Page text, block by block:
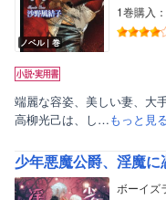
ノベル｜巻
1巻購入
端麗な容姿、美しい妻、大
高柳光己は、し…もっと見
少年悪魔公爵、淫魔に
ボーイズ